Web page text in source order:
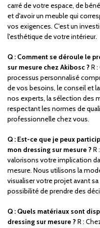
carré de votre espace, de
et d'avoir un meuble qui
vos exigences. C'est un
l'esthétique de votre intérieur.
Q : Comment se déroule le
sur mesure chez Akibosc ? R
processus personnalisé
de vos besoins, le conseil et
nos experts, la sélection des
respectant les normes de
professionnelle chez vous.
Q : Est-ce que je peux
mon dressing sur mesure ? R
valorisons votre implication
mesure. Nous utilisons la
visualiser votre projet avant
possibilité de prendre des
Q : Quels matériaux sont
dressing sur mesure ? R :